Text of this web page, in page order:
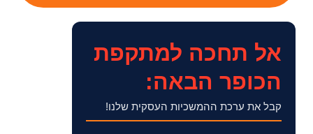
אל תחכה למתקפת
הכופר הבאה:
קבל את ערכת ההמשכיות העסקית שלנו!